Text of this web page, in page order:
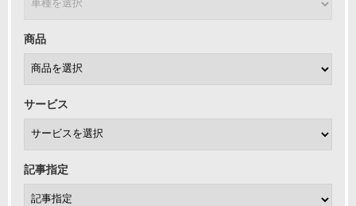
商品
サービス
記事指定